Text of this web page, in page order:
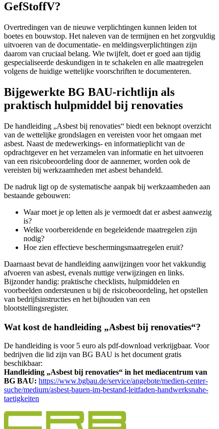
GefStoffV?
Overtredingen van de nieuwe verplichtingen kunnen leiden tot
boetes en bouwstop. Het naleven van de termijnen en het zorgvuldig
uitvoeren van de documentatie- en meldingsverplichtingen zijn
daarom van cruciaal belang. Wie twijfelt, doet er goed aan tijdig
gespecialiseerde deskundigen in te schakelen en alle maatregelen
volgens de huidige wettelijke voorschriften te documenteren.
Bijgewerkte BG BAU-richtlijn als
praktisch hulpmiddel bij renovaties
De handleiding „Asbest bij renovaties“ biedt een beknopt overzicht
van de wettelijke grondslagen en vereisten voor het omgaan met
asbest. Naast de medewerkings- en informatieplicht van de
opdrachtgever en het verzamelen van informatie en het uitvoeren
van een risicobeoordeling door de aannemer, worden ook de
vereisten bij werkzaamheden met asbest behandeld.
De nadruk ligt op de systematische aanpak bij werkzaamheden aan
bestaande gebouwen:
Waar moet je op letten als je vermoedt dat er asbest aanwezig
is?
Welke voorbereidende en begeleidende maatregelen zijn
nodig?
Hoe zien effectieve beschermingsmaatregelen eruit?
Daarnaast bevat de handleiding aanwijzingen voor het vakkundig
afvoeren van asbest, evenals nuttige verwijzingen en links.
Bijzonder handig: praktische checklists, hulpmiddelen en
voorbeelden ondersteunen u bij de risicobeoordeling, het opstellen
van bedrijfsinstructies en het bijhouden van een
blootstellingsregister.
Wat kost de handleiding „Asbest bij renovaties“?
De handleiding is voor 5 euro als pdf-download verkrijgbaar. Voor
bedrijven die lid zijn van BG BAU is het document gratis
beschikbaar:
Handleiding „Asbest bij renovaties“ in het mediacentrum van
BG BAU: https://www.bgbau.de/service/angebote/medien-center-
suche/medium/asbest-bauen-im-bestand-leitfaden-handwerksnahe-
taetigkeiten